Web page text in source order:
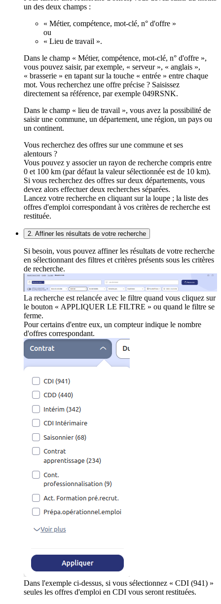
un des deux champs :
« Métier, compétence, mot-clé, n° d'offre »
ou
« Lieu de travail ».
Dans le champ « Métier, compétence, mot-clé, n° d'offre »,
vous pouvez saisir, par exemple, « serveur », « anglais »,
« brasserie » en tapant sur la touche « entrée » entre chaque
mot. Vous recherchez une offre précise ? Saisissez
directement sa référence, par exemple 049RSNK.
Dans le champ « lieu de travail », vous avez la possibilité de
saisir une commune, un département, une région, un pays ou
un continent.
Vous recherchez des offres sur une commune et ses
alentours ?
Vous pouvez y associer un rayon de recherche compris entre
0 et 100 km (par défaut la valeur sélectionnée est de 10 km).
Si vous recherchez des offres sur deux départements, vous
devez alors effectuer deux recherches séparées.
Lancez votre recherche en cliquant sur la loupe ; la liste des
offres d'emploi correspondant à vos critères de recherche est
restituée.
2. Affiner les résultats de votre recherche
Si besoin, vous pouvez affiner les résultats de votre recherche
en sélectionnant des filtres et critères présents sous les critères
de recherche.
La recherche est relancée avec le filtre quand vous cliquez sur
le bouton « APPLIQUER LE FILTRE » ou quand le filtre se
ferme.
Pour certains d'entre eux, un compteur indique le nombre
d'offres correspondant.
Dans l'exemple ci-dessus, si vous sélectionnez « CDI (941) »
seules les offres d'emploi en CDI vous seront restituées.